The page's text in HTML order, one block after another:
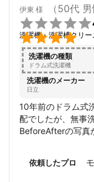
伊東 様 （50代 男


洗濯機・洗濯槽クリー
洗濯機の種類
ドラム式洗濯機
洗濯機のメーカー
日立
10年前のドラム式
配でしたが、無事
BeforeAfterの写真
依頼したプロ